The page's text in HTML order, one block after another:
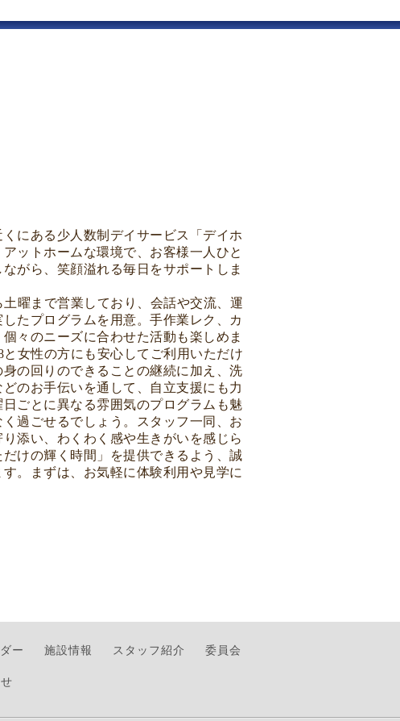
にある少人数制デイサービス「デイホ
ットホームな環境で、お客様一人ひと
がら、笑顔溢れる毎日をサポートしま
土曜まで営業しており、会話や交流、運
たプログラムを用意。手作業レク、カ
々のニーズに合わせた活動も楽しめま
女性の方にも安心してご利用いただけ
身の回りのできることの継続に加え、洗
のお手伝いを通して、自立支援にも力
ごとに異なる雰囲気のプログラムも魅
過ごせるでしょう。スタッフ一同、お
添い、わくわく感や生きがいを感じら
けの輝く時間」を提供できるよう、誠
。まずは、お気軽に体験利用や見学に
ー 施設情報 スタッフ紹介
委員会